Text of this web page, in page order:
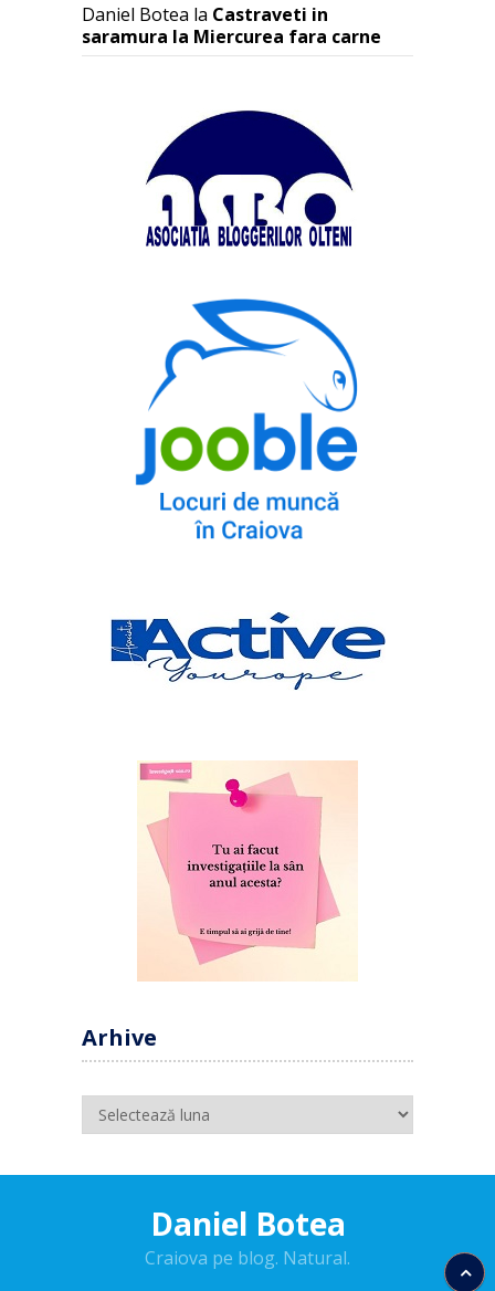
Daniel Botea la Castraveti in
saramura la Miercurea fara carne
Arhive
Arhive
Daniel Botea
Craiova pe blog. Natural.